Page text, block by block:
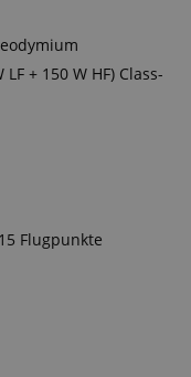
+ 150 W HF) Class-
Flugpunkte